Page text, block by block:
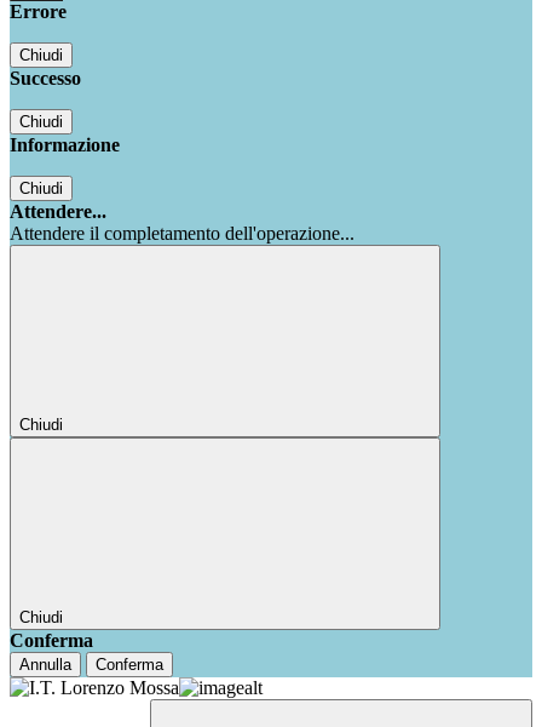
Errore
Chiudi
Successo
Chiudi
Informazione
Chiudi
Attendere...
Attendere il completamento dell'operazione...
Chiudi
Chiudi
Conferma
Annulla Conferma